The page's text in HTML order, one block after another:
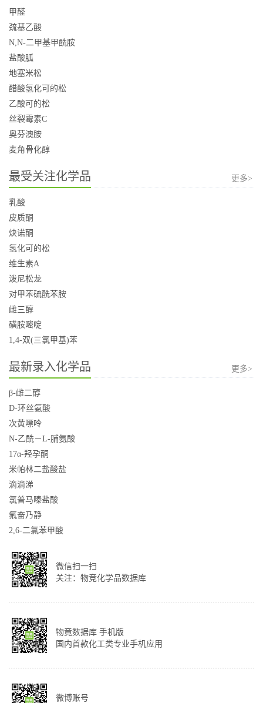
甲醛
巯基乙酸
N,N-二甲基甲酰胺
盐酸胍
地塞米松
醋酸氢化可的松
乙酸可的松
丝裂霉素C
奥芬澳胺
麦角骨化醇
最受关注化学品 更多>
乳酸
皮质酮
炔诺酮
氢化可的松
维生素A
泼尼松龙
对甲苯硫酰苯胺
雌三醇
磺胺嘧啶
1,4-双(三氯甲基)苯
最新录入化学品 更多>
β-雌二醇
D-环丝氨酸
次黄嘌呤
N-乙酰－L-脯氨酸
17α-羟孕酮
米帕林二盐酸盐
滴滴涕
氯普马嗪盐酸
氟奋乃静
2,6-二氯苯甲酸
微信扫一扫
关注：物竞化学品数据库
物竟数据库 手机版
国内首款化工类专业手机应用
微博账号